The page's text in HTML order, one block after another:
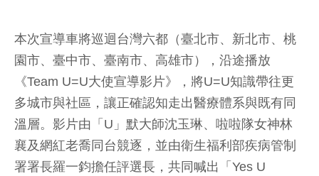
本次宣導車將巡迴台灣六都（臺北市、新北市、桃
園市、臺中市、臺南市、高雄市），沿途播放
《Team U=U大使宣導影片》，將U=U知識帶往更
多城市與社區，讓正確認知走出醫療體系與既有同
溫層。影片由「U」默大師沈玉琳、啦啦隊女神林
襄及網紅老喬同台競逐，並由衛生福利部疾病管制
署署長羅一鈞擔任評選長，共同喊出「Yes U